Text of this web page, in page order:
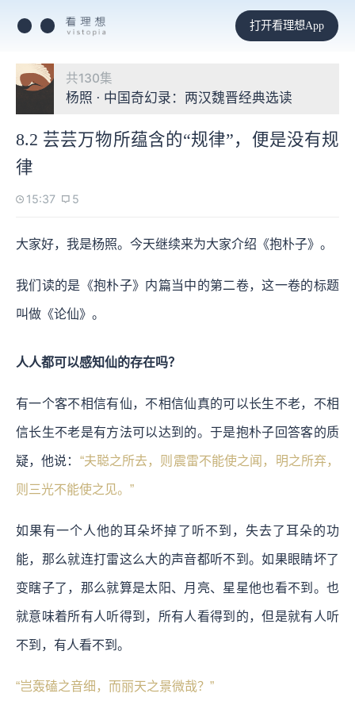
打开看理想App
共130集
杨照 · 中国奇幻录：两汉魏晋经典选读
8.2 芸芸万物所蕴含的“规律”，便是没有规
律
15:37 5
大家好，我是杨照。今天继续来为大家介绍《抱朴子》。
我们读的是《抱朴子》内篇当中的第二卷，这一卷的标题
叫做《论仙》。
人人都可以感知仙的存在吗？
有一个客不相信有仙，不相信仙真的可以长生不老，不相
信长生不老是有方法可以达到的。于是抱朴子回答客的质
疑，他说： “夫聪之所去，则震雷不能使之闻，明之所弃，
则三光不能使之见。”
如果有一个人他的耳朵坏掉了听不到，失去了耳朵的功
能，那么就连打雷这么大的声音都听不到。如果眼睛坏了
变瞎子了，那么就算是太阳、月亮、星星他也看不到。也
就意味着所有人听得到，所有人看得到的，但是就有人听
不到，有人看不到。
“岂轰磕之音细，而丽天之景微哉？”